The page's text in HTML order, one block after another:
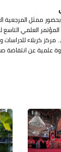
بحضور ممثل المرجعية
العلمي التاسع
مركز كربلاء للدراسات
علمية عن انتفاضة صفر